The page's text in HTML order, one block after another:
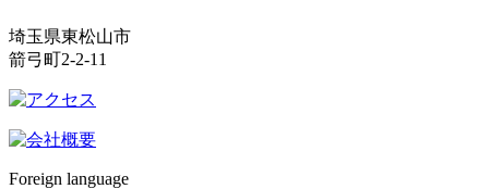
埼玉県東松山市
箭弓町2-2-11
Foreign language